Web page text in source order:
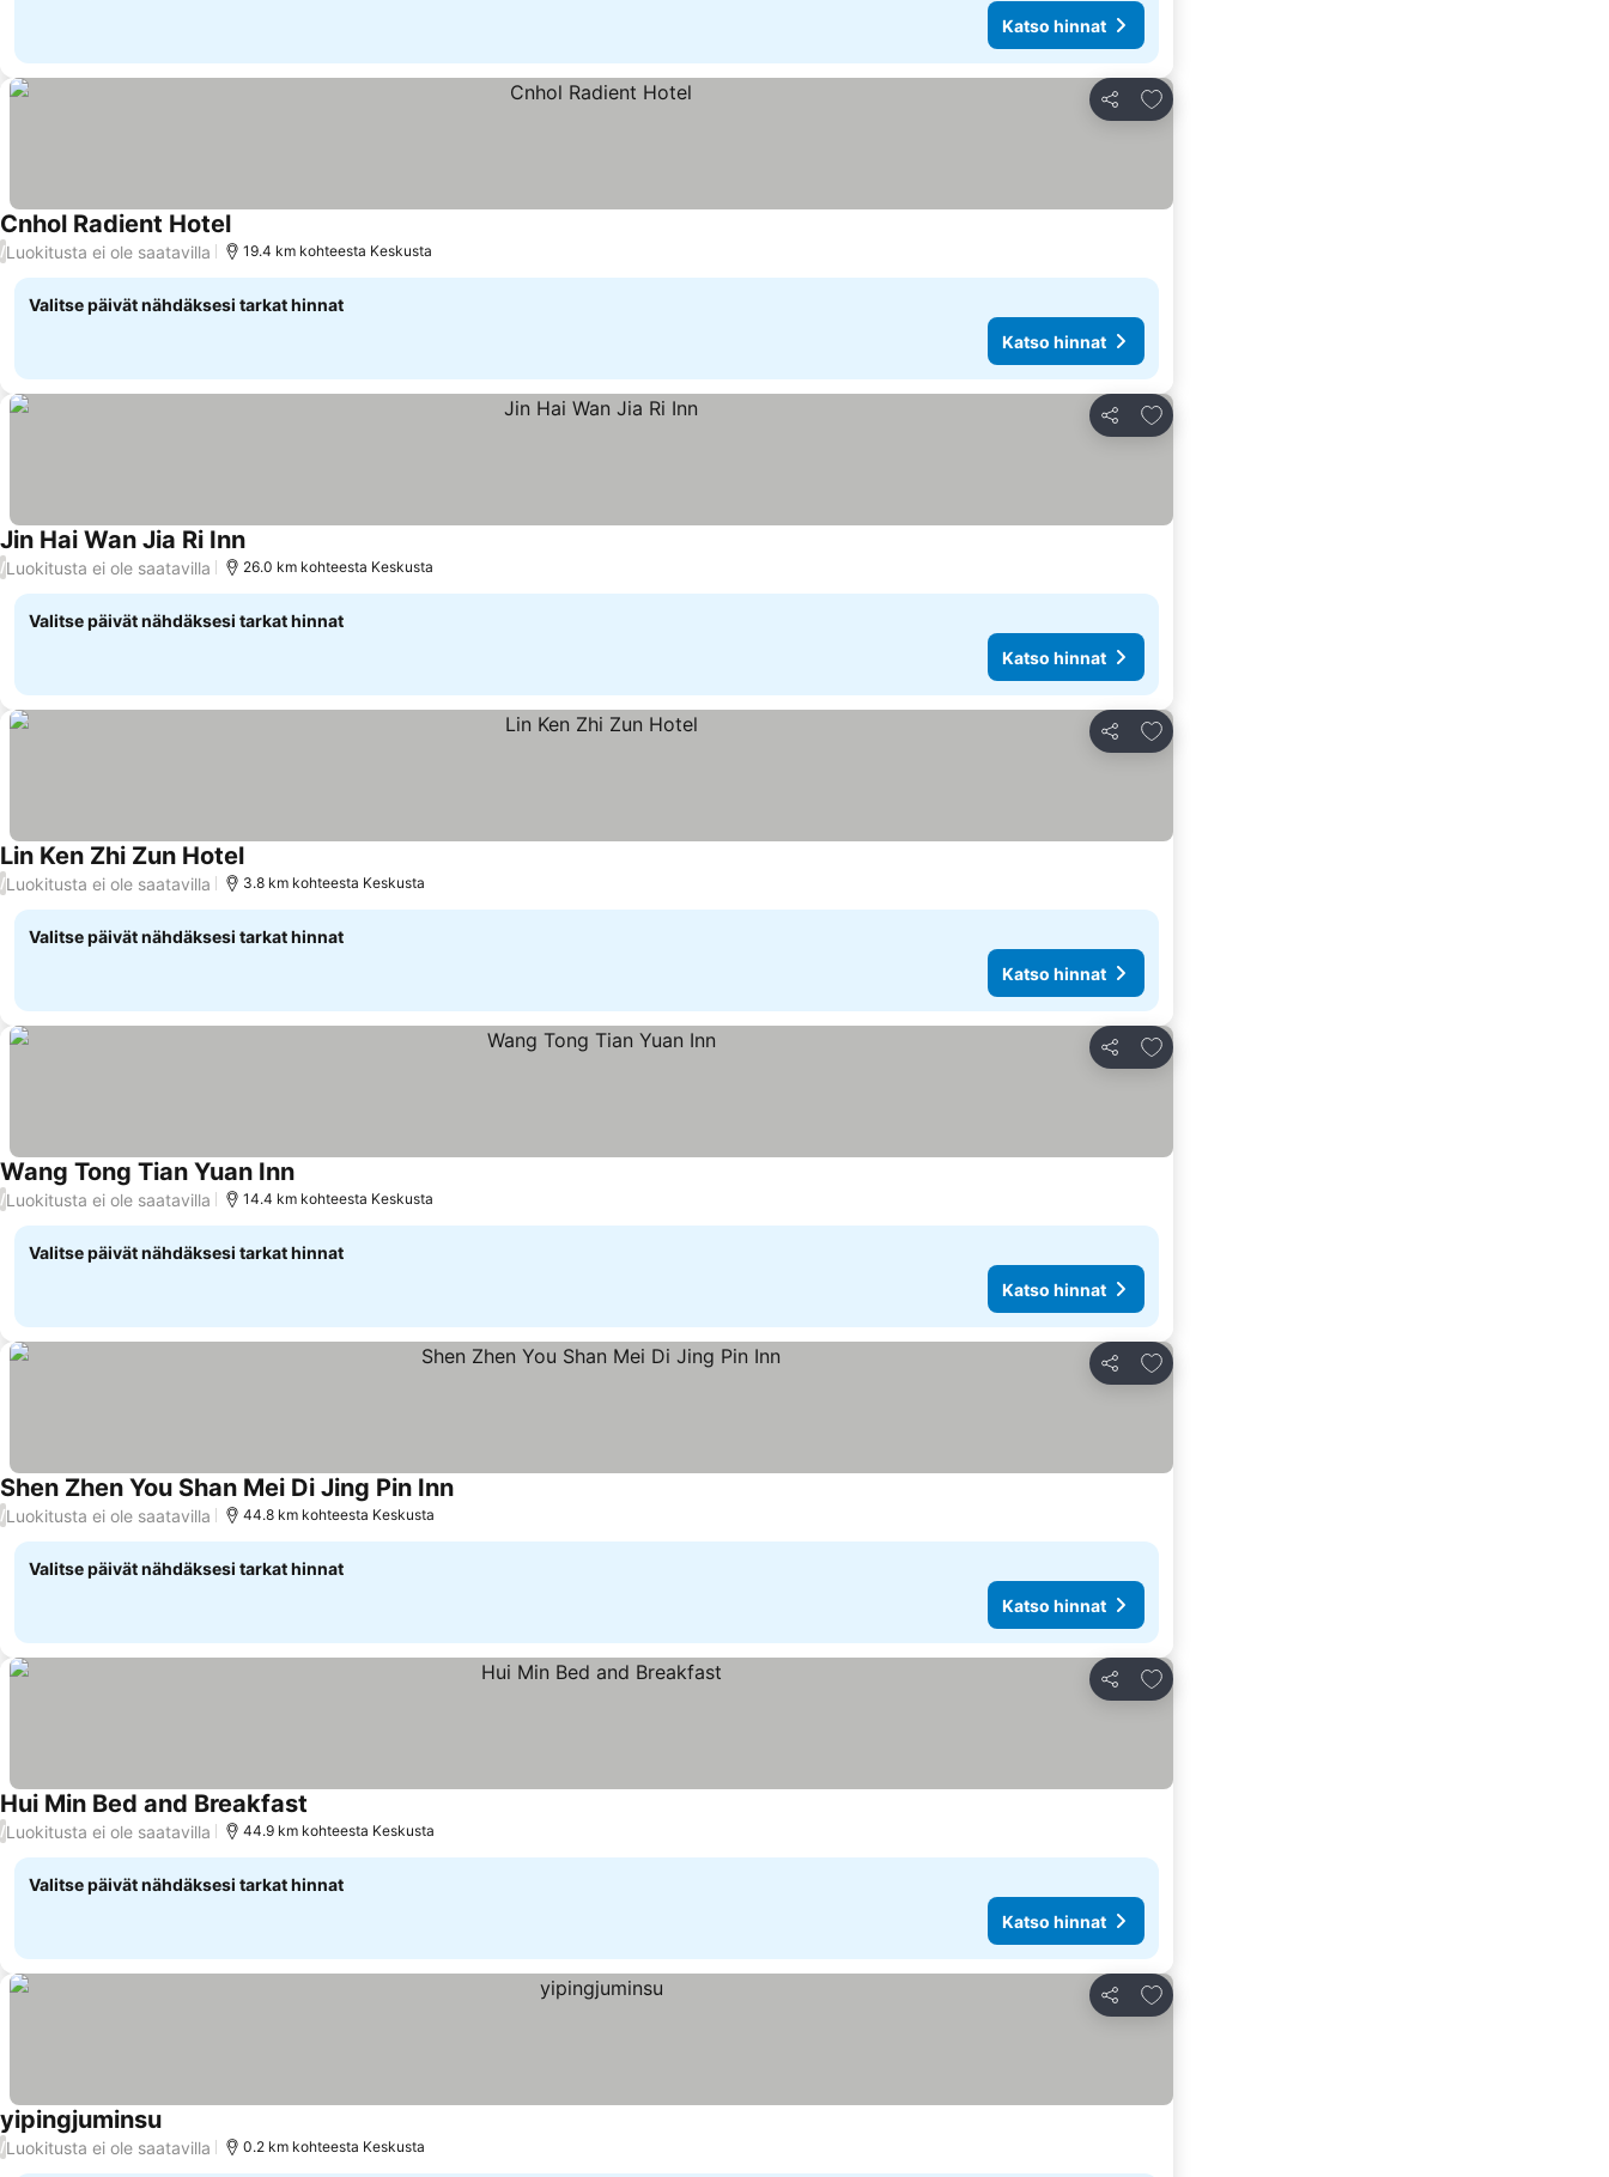
Katso hinnat
Jaa
Lisää suosikkeihin
Cnhol Radient HotelKatso hinnat
/Luokitusta ei ole saatavilla 19.4 km kohteesta Keskusta
Valitse päivät nähdäksesi tarkat hinnat
Katso hinnat
Jaa
Lisää suosikkeihin
Jin Hai Wan Jia Ri InnKatso hinnat
/Luokitusta ei ole saatavilla 26.0 km kohteesta Keskusta
Valitse päivät nähdäksesi tarkat hinnat
Katso hinnat
Jaa
Lisää suosikkeihin
Lin Ken Zhi Zun HotelKatso hinnat
/Luokitusta ei ole saatavilla 3.8 km kohteesta Keskusta
Valitse päivät nähdäksesi tarkat hinnat
Katso hinnat
Jaa
Lisää suosikkeihin
Wang Tong Tian Yuan InnKatso hinnat
/Luokitusta ei ole saatavilla 14.4 km kohteesta Keskusta
Valitse päivät nähdäksesi tarkat hinnat
Katso hinnat
Jaa
Lisää suosikkeihin
Shen Zhen You Shan Mei Di Jing Pin InnKatso hinnat
/Luokitusta ei ole saatavilla 44.8 km kohteesta Keskusta
Valitse päivät nähdäksesi tarkat hinnat
Katso hinnat
Jaa
Lisää suosikkeihin
Hui Min Bed and Breakfast
/Luokitusta ei ole saatavilla 44.9 km kohteesta Keskusta
Valitse päivät nähdäksesi tarkat hinnat
Katso hinnat
Jaa
Lisää suosikkeihin
yipingjuminsuKatso hinnat
/Luokitusta ei ole saatavilla 0.2 km kohteesta Keskusta